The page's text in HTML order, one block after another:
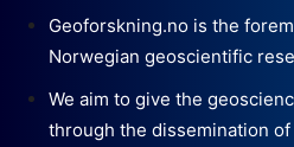
Geoforskning.no is the
Norwegian geoscientific
We aim to give the
through the dissemination